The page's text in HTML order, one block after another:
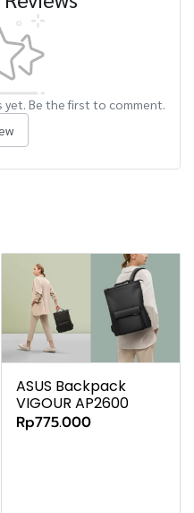
yet. Be the first to comment.
ASUS Backpack
VIGOUR AP2600
Rp775.000